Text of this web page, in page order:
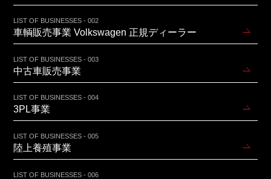
LIST OF BUSINESSES - 002
車輌販売事業 Volkswagen 正規ディーラー
LIST OF BUSINESSES - 003
中古車販売事業
LIST OF BUSINESSES - 004
3PL事業
LIST OF BUSINESSES - 005
陸上養殖事業
LIST OF BUSINESSES - 006